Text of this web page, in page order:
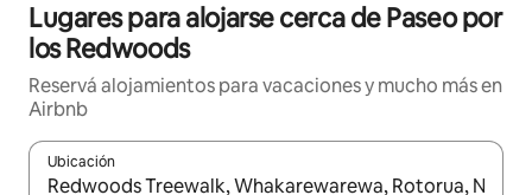
Lugares para alojarse cerca de Paseo por
los Redwoods
Reservá alojamientos para vacaciones y mucho más en
Airbnb
Ubicación
Cuando los resultados estén disponibles, navegá con las